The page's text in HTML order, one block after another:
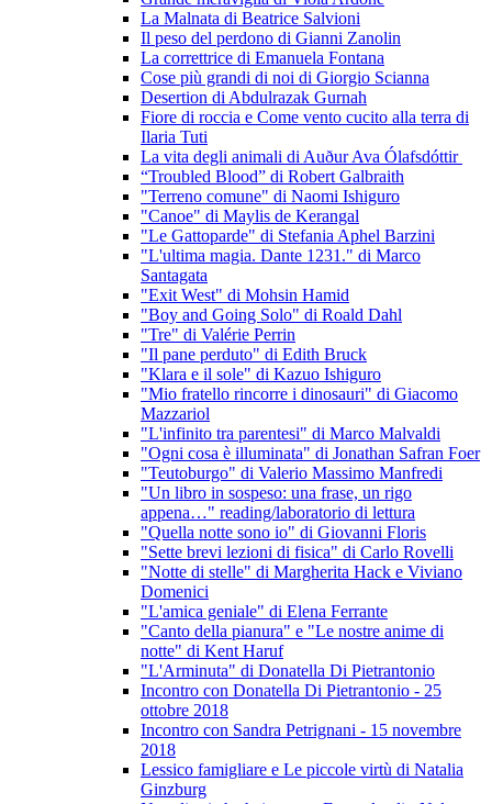
La Malnata di Beatrice Salvioni
Il peso del perdono di Gianni Zanolin
La correttrice di Emanuela Fontana
Cose più grandi di noi di Giorgio Scianna
Desertion di Abdulrazak Gurnah
Fiore di roccia e Come vento cucito alla terra di
Ilaria Tuti
La vita degli animali di Auður Ava Ólafsdóttir
“Troubled Blood” di Robert Galbraith
"Terreno comune" di Naomi Ishiguro
"Canoe" di Maylis de Kerangal
"Le Gattoparde" di Stefania Aphel Barzini
"L'ultima magia. Dante 1231." di Marco
Santagata
"Exit West" di Mohsin Hamid
"Boy and Going Solo" di Roald Dahl
"Tre" di Valérie Perrin
"Il pane perduto" di Edith Bruck
"Klara e il sole" di Kazuo Ishiguro
"Mio fratello rincorre i dinosauri" di Giacomo
Mazzariol
"L'infinito tra parentesi" di Marco Malvaldi
"Ogni cosa è illuminata" di Jonathan Safran Foer
"Teutoburgo" di Valerio Massimo Manfredi
"Un libro in sospeso: una frase, un rigo
appena…" reading/laboratorio di lettura
"Quella notte sono io" di Giovanni Floris
"Sette brevi lezioni di fisica" di Carlo Rovelli
"Notte di stelle" di Margherita Hack e Viviano
Domenici
"L'amica geniale" di Elena Ferrante
"Canto della pianura" e "Le nostre anime di
notte" di Kent Haruf
"L'Arminuta" di Donatella Di Pietrantonio
Incontro con Donatella Di Pietrantonio - 25
ottobre 2018
Incontro con Sandra Petrignani - 15 novembre
2018
Lessico famigliare e Le piccole virtù di Natalia
Ginzburg